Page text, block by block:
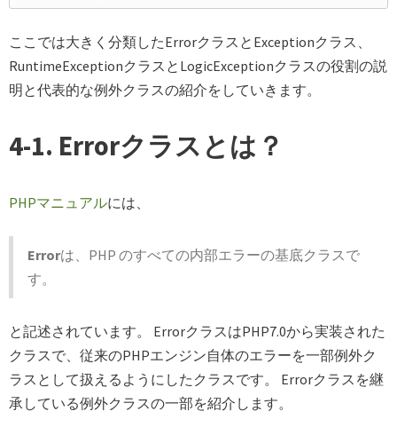
ここでは大きく分類したErrorクラスとExceptionクラス、
RuntimeExceptionクラスとLogicExceptionクラスの役割の説
明と代表的な例外クラスの紹介をしていきます。
4-1. Errorクラスとは？
PHPマニュアルには、
Errorは、PHP のすべての内部エラーの基底クラスで
す。
と記述されています。 ErrorクラスはPHP7.0から実装された
クラスで、従来のPHPエンジン自体のエラーを一部例外ク
ラスとして扱えるようにしたクラスです。 Errorクラスを継
承している例外クラスの一部を紹介します。